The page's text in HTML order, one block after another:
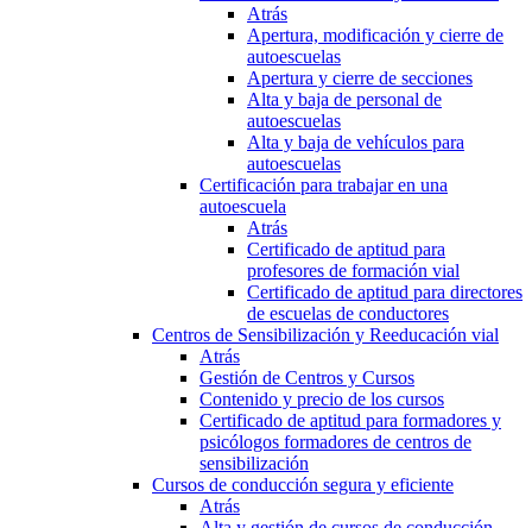
Atrás
Apertura, modificación y cierre de
autoescuelas
Apertura y cierre de secciones
Alta y baja de personal de
autoescuelas
Alta y baja de vehículos para
autoescuelas
Certificación para trabajar en una
autoescuela
Atrás
Certificado de aptitud para
profesores de formación vial
Certificado de aptitud para directores
de escuelas de conductores
Centros de Sensibilización y Reeducación vial
Atrás
Gestión de Centros y Cursos
Contenido y precio de los cursos
Certificado de aptitud para formadores y
psicólogos formadores de centros de
sensibilización
Cursos de conducción segura y eficiente
Atrás